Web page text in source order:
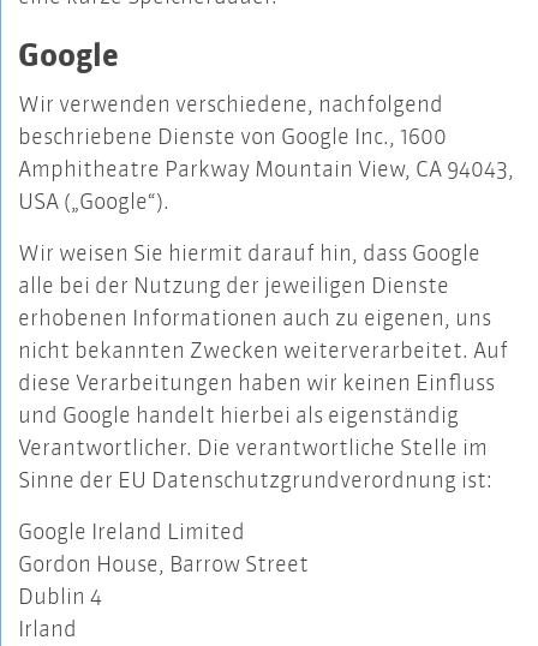
Google
Wir verwenden verschiedene, nachfolgend
beschriebene Dienste von Google Inc., 1600
Amphitheatre Parkway Mountain View, CA 94043,
USA („Google“).
Wir weisen Sie hiermit darauf hin, dass Google
alle bei der Nutzung der jeweiligen Dienste
erhobenen Informationen auch zu eigenen, uns
nicht bekannten Zwecken weiterverarbeitet. Auf
diese Verarbeitungen haben wir keinen Einfluss
und Google handelt hierbei als eigenständig
Verantwortlicher. Die verantwortliche Stelle im
Sinne der EU Datenschutzgrundverordnung ist:
Google Ireland Limited
Gordon House, Barrow Street
Dublin 4
Irland